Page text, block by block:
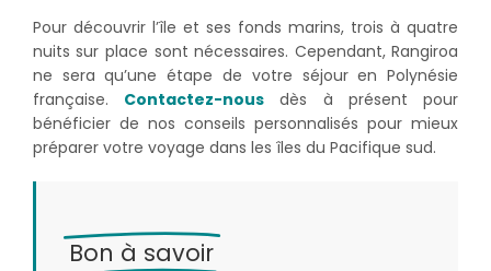
Pour découvrir l’île et ses fonds marins, trois à quatre
nuits sur place sont nécessaires. Cependant, Rangiroa
ne sera qu’une étape de votre séjour en Polynésie
française. Contactez-nous dès à présent pour
bénéficier de nos conseils personnalisés pour mieux
préparer votre voyage dans les îles du Pacifique sud.
Bon à savoir